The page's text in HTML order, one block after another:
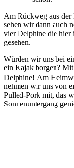
Am Rückweg aus der
sehen wir dann auch
vier Delphine die hier
gesehen.
Würden wir uns bei
ein Kajak borgen?
Delphine! Am
nehmen wir uns von
Pulled-Pork mit, das
Sonnenuntergang